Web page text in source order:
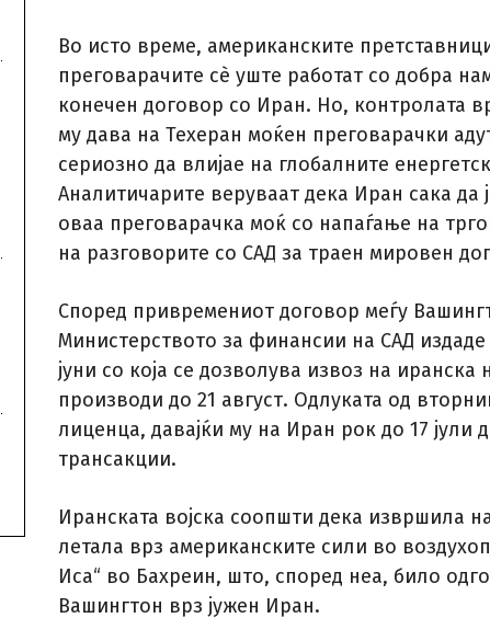
Во исто време, американските
преговарачите сè уште работат со добра
конечен договор со Иран. Но, контролата
му дава на Техеран моќен преговарачки
сериозно да влијае на глобалните
Аналитичарите веруваат дека Иран сака да
оваа преговарачка моќ со напаѓање на
на разговорите со САД за траен мировен
Според привремениот договор меѓу
Министерството за финансии на САД
јуни со која се дозволува извоз на
производи до 21 август. Одлуката од
лиценца, давајќи му на Иран рок до 17 јули
трансакции.
Иранската војска соопшти дека извршила
летала врз американските сили во
Иса“ во Бахреин, што, според неа, било
Вашингтон врз јужен Иран.